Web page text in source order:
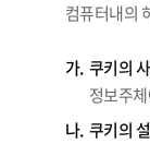
컴퓨터내의
가. 쿠키의
정보주
나. 쿠키의